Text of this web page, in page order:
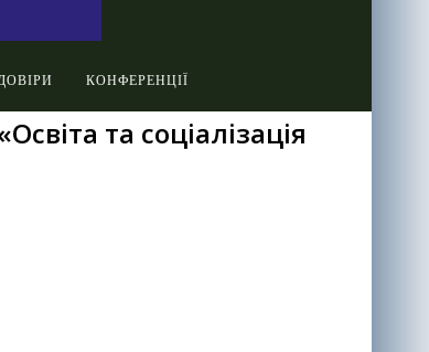
КОНФЕРЕНЦІЇ
та соціалізація